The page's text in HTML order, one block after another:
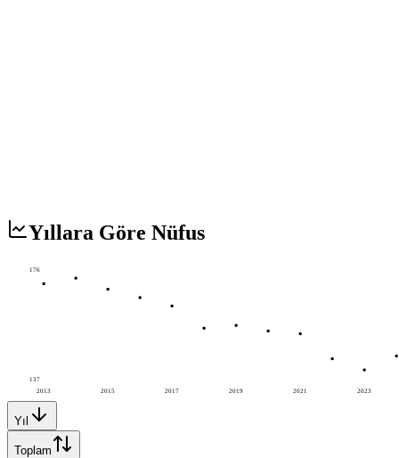
Yıllara Göre Nüfus
2013 2015 2017 2019 2021 2023
176
137
Yıl
Toplam